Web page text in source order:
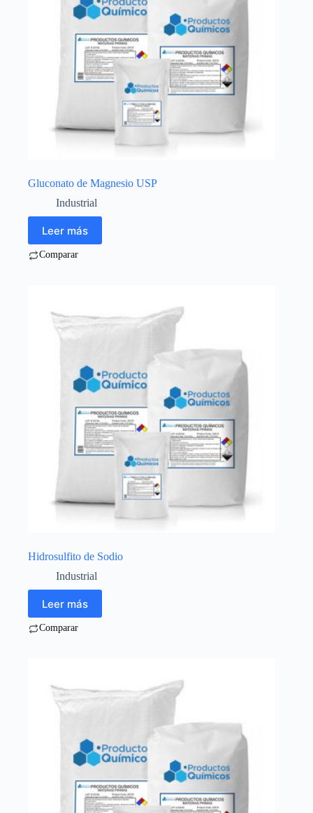
Gluconato de Magnesio USP
Industrial
Leer más
Comparar
Hidrosulfito de Sodio
Industrial
Leer más
Comparar